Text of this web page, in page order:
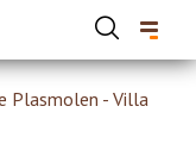
Plasmolen - Villa